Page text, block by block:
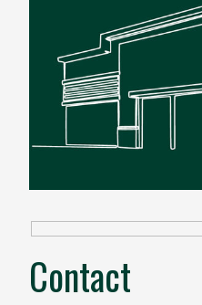
Contact